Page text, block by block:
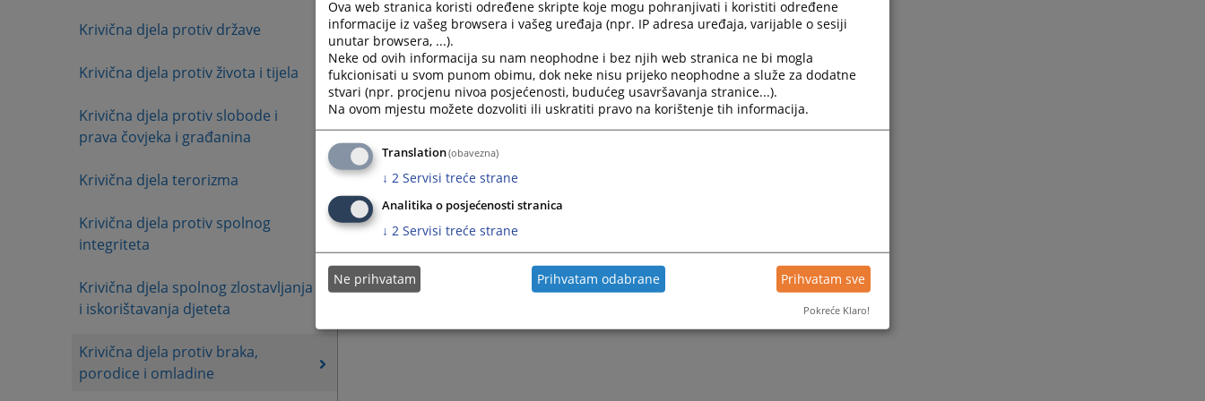
Krivična djela protiv države
Krivična djela protiv života i tijela
Krivična djela protiv slobode i
prava čovjeka i građanina
Krivična djela terorizma
Krivična djela protiv spolnog
integriteta
Krivična djela spolnog zlostavljanja
i iskorištavanja djeteta
Krivična djela protiv braka,
porodice i omladine
Ova web stranica koristi određene skripte koje mogu pohranjivati i koristiti određene
informacije iz vašeg browsera i vašeg uređaja (npr. IP adresa uređaja, varijable o sesiji
unutar browsera, ...).
Neke od ovih informacija su nam neophodne i bez njih web stranica ne bi mogla
fukcionisati u svom punom obimu, dok neke nisu prijeko neophodne a služe za dodatne
stvari (npr. procjenu nivoa posjećenosti, budućeg usavršavanja stranice...).
Na ovom mjestu možete dozvoliti ili uskratiti pravo na korištenje tih informacija.
Translation(obavezna)
↓ 2 Servisi treće strane
Analitika o posjećenosti stranica
↓ 2 Servisi treće strane
Ne prihvatam Prihvatam odabrane Prihvatam sve
Pokreće Klaro!